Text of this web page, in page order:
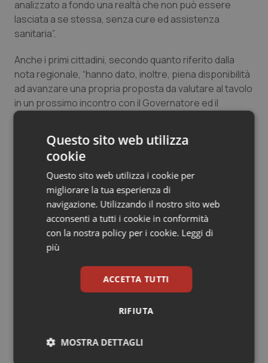
Salute orale & impianti
Tiroide
Tumore al seno
Tumore ovarico
Tumori del Polmone & Testa Collo
Tumori gastrointestinali
Ulcera & Reflusso
analizzato a fondo una realtà che non può essere
lasciata a se stessa, senza cure ed assistenza
sanitaria”.
Anche i primi cittadini, secondo quanto riferito dalla
nota regionale, “hanno dato, inoltre, piena disponibilità
ad avanzare una propria proposta da valutare al tavolo
in un prossimo incontro con il Governatore ed il
Commissario”.
Fissata per lunedì prossimo una nuova riunione con i
sindaci degli ospedali di confine.
13 Maggio 2015
© Riproduzione riservata
Potrebbe interessarti in
Questo sito web utilizza
cookie
Questo sito web utilizza i cookie per
migliorare la tua esperienza di
navigazione. Utilizzando il nostro sito web
acconsenti a tutti i cookie in conformità
con la nostra policy per i cookie. Leggi di
più
ACCETTA TUTTI
RIFIUTA
MOSTRA DETTAGLI